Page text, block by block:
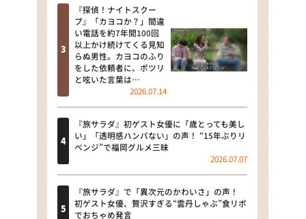
本日はダイアンなり！シーズン２
朝だ！生です旅サラダ
教えて！ニュースライブ 正義の
ミカタ
ＬＩＦＥ～夢のカタチ～
新婚さんいらっしゃい！
ザキ山小屋本館
『探偵！ナイトスクー
プ』「カヨコか？」間違
い電話を約7年間100回
以上かけ続けてくる見知
らぬ男性。カヨコのふり
をした依頼者に、ポツリ
と呟いた言葉は…
2026.07.14
『旅サラダ』初ゲスト女優に「歳とっても美し
い」「透明感ハンパない」の声！ “15年ぶりリ
ベンジ”で福岡グルメ三昧
2026.07.07
『旅サラダ』で「異次元のかわいさ」の声！
初ゲスト女優、贅沢すぎる“雲丹しゃぶ”食リポ
でおちゃめ発言